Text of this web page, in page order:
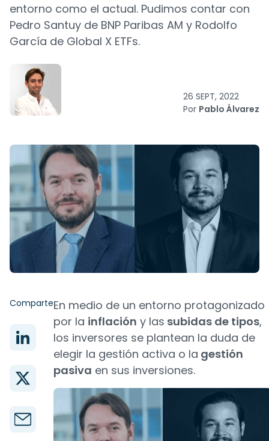
entorno como el actual. Pudimos contar con
Pedro Santuy de BNP Paribas AM y Rodolfo
García de Global X ETFs.
26 SEPT, 2022
Por Pablo Álvarez
ComparteEn medio de un entorno protagonizado
por la inflación y las subidas de tipos,
los inversores se plantean la duda de
elegir la gestión activa o la gestión
pasiva en sus inversiones.